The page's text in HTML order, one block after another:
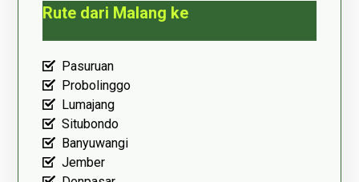
Rute dari Malang ke
Pasuruan
Probolinggo
Lumajang
Situbondo
Banyuwangi
Jember